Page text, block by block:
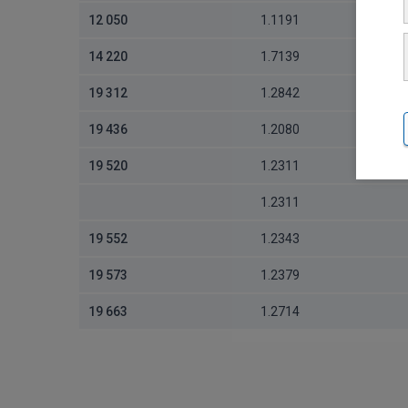
12 050 1.1191
14 220 1.7139
19 312 1.2842
19 436 1.2080
19 520 1.2311
1.2311
19 552 1.2343
19 573 1.2379
19 663 1.2714